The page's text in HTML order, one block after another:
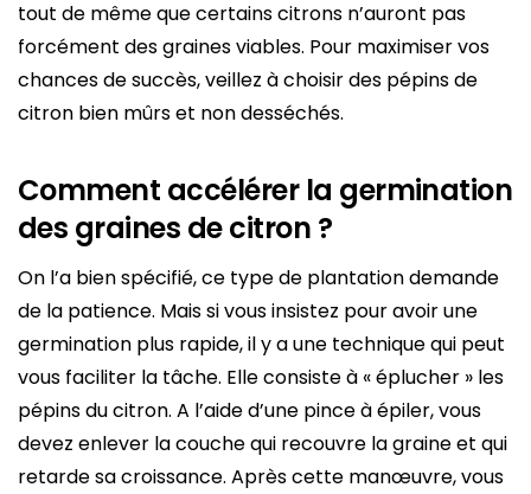
tout de même que certains citrons n’auront pas
forcément des graines viables. Pour maximiser vos
chances de succès, veillez à choisir des pépins de
citron bien mûrs et non desséchés.
Comment accélérer la germination
des graines de citron ?
On l’a bien spécifié, ce type de plantation demande
de la patience. Mais si vous insistez pour avoir une
germination plus rapide, il y a une technique qui peut
vous faciliter la tâche. Elle consiste à « éplucher » les
pépins du citron. A l’aide d’une pince à épiler, vous
devez enlever la couche qui recouvre la graine et qui
retarde sa croissance. Après cette manœuvre, vous